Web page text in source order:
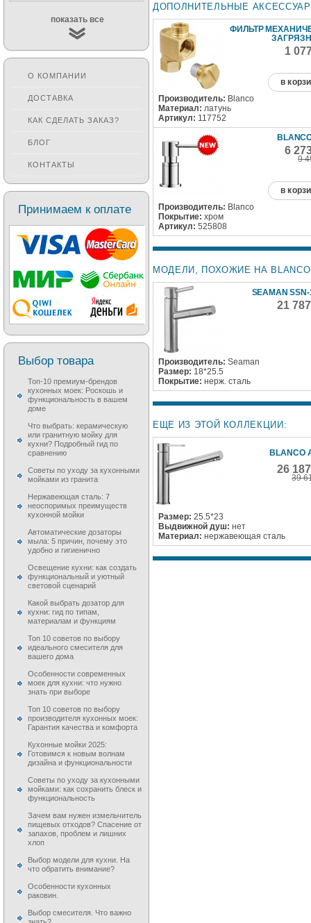
ДОПОЛНИТЕЛЬНЫЕ
ФИЛЬТР
1
в
Производитель: Blanco
Материал: латунь
Артикул: 117752
6
9
в
Производитель: Blanco
Покрытие: хром
Артикул: 525808
МОДЕЛИ, ПОХОЖИЕ НА BLANCO
SEAMAN
21
Производитель: Seaman
Размер: 18*25.5
Покрытие: нерж. сталь
ЕЩЕ ИЗ ЭТОЙ КОЛЛЕКЦИИ:
BLANCO
26
39
Размер: 25.5*23
Выдвижной душ: нет
Материал: нержавеющая сталь
показать все
О КОМПАНИИ
ДОСТАВКА
КАК СДЕЛАТЬ ЗАКАЗ?
БЛОГ
КОНТАКТЫ
Принимаем к оплате
Выбор товара
Топ-10 премиум-брендов
кухонных моек: Роскошь и
функциональность в вашем
доме
Что выбрать: керамическую
или гранитную мойку для
кухни? Подробный гид по
сравнению
Советы по уходу за кухонными
мойками из гранита
Нержавеющая сталь: 7
неоспоримых преимуществ
кухонной мойки
Автоматические дозаторы
мыла: 5 причин, почему это
удобно и гигиенично
Освещение кухни: как создать
функциональный и уютный
световой сценарий
Какой выбрать дозатор для
кухни: гид по типам,
материалам и функциям
Топ 10 советов по выбору
идеального смесителя для
вашего дома
Особенности современных
моек для кухни: что нужно
знать при выборе
Топ 10 советов по выбору
производителя кухонных моек:
Гарантия качества и комфорта
Кухонные мойки 2025:
Готовимся к новым волнам
дизайна и функциональности
Советы по уходу за кухонными
мойками: как сохранить блеск и
функциональность
Зачем вам нужен измельчитель
пищевых отходов? Спасение от
запахов, проблем и лишних
хлоп
Выбор модели для кухни. На
что обратить внимание?
Особенности кухонных
раковин.
Выбор смесителя. Что важно